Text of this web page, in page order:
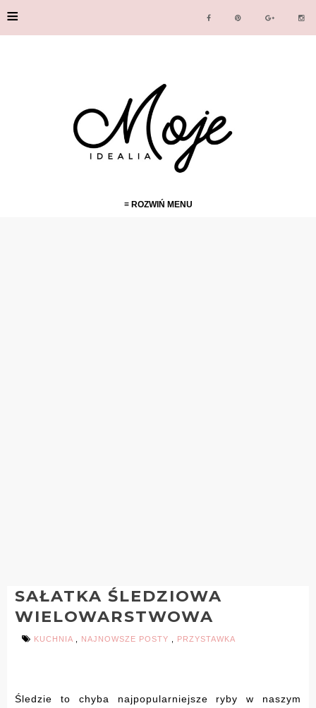
≡
≡ ROZWIŃ MENU
SAŁATKA ŚLEDZIOWA
WIELOWARSTWOWA
KUCHNIA NAJNOWSZE POSTY PRZYSTAWKA
Śledzie to chyba najpopularniejsze ryby w naszym